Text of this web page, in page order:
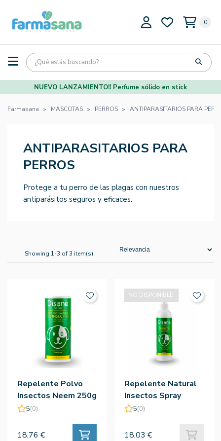
0
NUEVO LANZAMIENTO!! Perfume sólido en stick
Farmasana MASCOTAS PERROS ANTIPARASITARIOS PARA
ANTIPARASITARIOS PARA
PERROS
Protege a tu perro de las plagas con nuestros
antiparásitos seguros y eficaces.
Showing 1-3 of 3 item(s)
Repelente Polvo
Insectos Neem 250g
5(0)
18,76 €
Repelente Natural
Insectos Spray
Neem 250ml
5(0)
18,03 €
NO DISPONIBLE.